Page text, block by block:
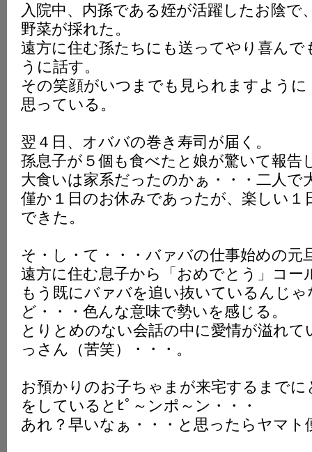
入院中、内孫である姪が活躍したお陰で
野菜が採れた。
遠方に住む孫たちにも送ってやり喜んで
うに話す。
その笑顔がいつまでも見られますよう
思っている。
翌４日、オババの巻き寿司が届く。
孫息子が５個も食べたと娘が驚いて報告
大食いは家系だったのかぁ・・・二人で
僅か１日のお休みであったが、楽しい１
できた。
そ・し・て・・・バァバの仕事始めの元
遠方に住む息子から「おめでとう」コー
もう既にバァバを追い抜いているんじ
ど・・・色んな意味で勢いを感じる。
とりとめのない会話の中に愛情が溢れて
っさん（苦笑）・・・。
お預かりのお子ちゃまが来宅するまでに
をしているとﾋﾟ～ンポ～ン・・・
あれ？早いなぁ・・・と思ったらヤマト